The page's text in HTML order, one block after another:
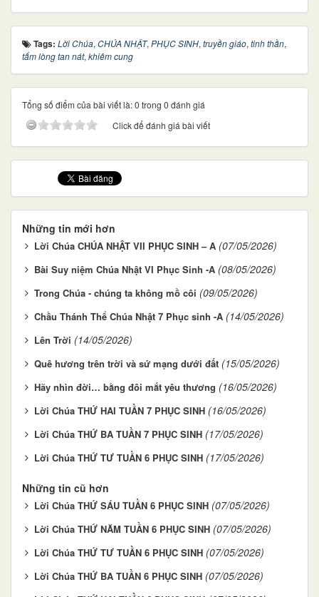
Tags: Lời Chúa, CHÚA NHẬT, PHỤC SINH, truyền giáo, tinh thần,
tấm lòng tan nát, khiêm cung
Tổng số điểm của bài viết là: 0 trong 0 đánh giá
Click để đánh giá bài viết
Những tin mới hơn
Lời Chúa CHÚA NHẬT VII PHỤC SINH – A (07/05/2026)
Bài Suy niệm Chúa Nhật VI Phục Sinh -A (08/05/2026)
Trong Chúa - chúng ta không mồ côi (09/05/2026)
Chầu Thánh Thể Chúa Nhật 7 Phục sinh -A (14/05/2026)
Lên Trời (14/05/2026)
Quê hương trên trời và sứ mạng dưới đất (15/05/2026)
Hãy nhìn đời… bằng đôi mắt yêu thương (16/05/2026)
Lời Chúa THỨ HAI TUẦN 7 PHỤC SINH (16/05/2026)
Lời Chúa THỨ BA TUẦN 7 PHỤC SINH (17/05/2026)
Lời Chúa THỨ TƯ TUẦN 6 PHỤC SINH (17/05/2026)
Những tin cũ hơn
Lời Chúa THỨ SÁU TUẦN 6 PHỤC SINH (07/05/2026)
Lời Chúa THỨ NĂM TUẦN 6 PHỤC SINH (07/05/2026)
Lời Chúa THỨ TƯ TUẦN 6 PHỤC SINH (07/05/2026)
Lời Chúa THỨ BA TUẦN 6 PHỤC SINH (07/05/2026)